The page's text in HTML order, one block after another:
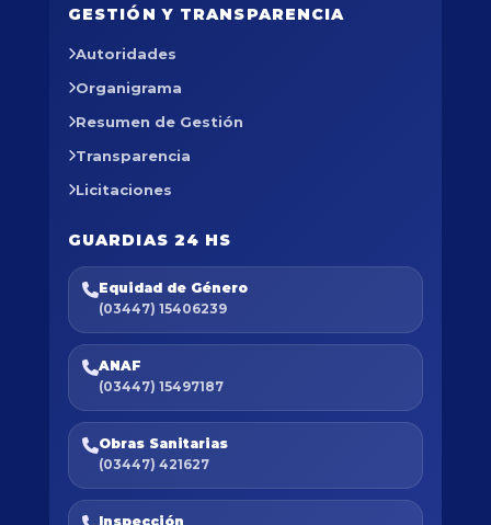
GESTIÓN Y TRANSPARENCIA
Autoridades
Organigrama
Resumen de Gestión
Transparencia
Licitaciones
GUARDIAS 24 HS
Equidad de Género
(03447) 15406239
ANAF
(03447) 15497187
Obras Sanitarias
(03447) 421627
Inspección